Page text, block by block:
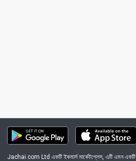
Jachai.com Ltd একটি ইকমার্স মার্কেটপ্লেস, এটি এমন একটি